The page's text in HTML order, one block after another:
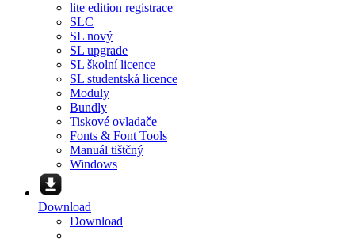
lite edition registrace
SLC
SL nový
SL upgrade
SL školní licence
SL studentská licence
Moduly
Bundly
Tiskové ovladače
Fonts & Font Tools
Manuál tištčný
Windows
Download
Download